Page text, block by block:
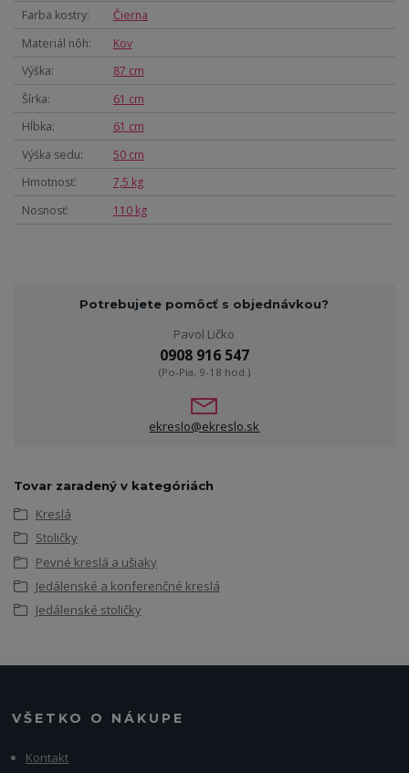
Farba kostry
Čierna
Materiál nôh
Kov
Výška
87 cm
Šírka
61 cm
Hĺbka
61 cm
Výška sedu
50 cm
Hmotnosť
7,5 kg
Nosnosť
110 kg
Potrebujete pomôcť s objednávkou?
Pavol Ličko
0908 916 547
(Po-Pia, 9-18 hod.)
ekreslo@ekreslo.sk
Tovar zaradený v kategóriách
Kreslá
Stoličky
Pevné kreslá a ušiaky
Jedálenské a konferenčné kreslá
Jedálenské stoličky
VŠETKO O NÁKUPE
Kontakt